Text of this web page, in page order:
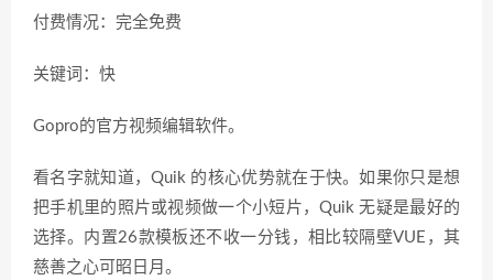
付费情况：完全免费
关键词：快
Gopro的官方视频编辑软件。
看名字就知道，Quik 的核心优势就在于快。如果你只是想
把手机里的照片或视频做一个小短片，Quik 无疑是最好的
选择。内置26款模板还不收一分钱，相比较隔壁VUE，其
慈善之心可昭日月。